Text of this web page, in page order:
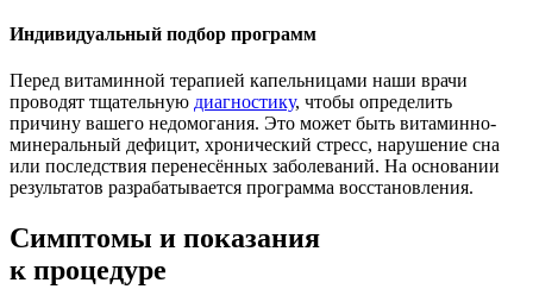
Индивидуальный подбор программ
Перед витаминной терапией капельницами наши врачи
проводят тщательную диагностику, чтобы определить
причину вашего недомогания. Это может быть витаминно-
минеральный дефицит, хронический стресс, нарушение сна
или последствия перенесённых заболеваний. На основании
результатов разрабатывается программа восстановления.
Симптомы и показания
к процедуре